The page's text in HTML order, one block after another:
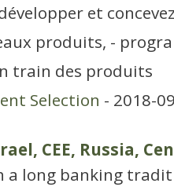
et
produits, -
train des produits
Selection - 2018-
CEE, Russia,
a long banking